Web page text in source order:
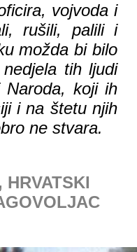
vojvoda i
rušili, palili i
možda bi bilo
tih ljudi
Naroda, koji ih
i na štetu njih
ne stvara.